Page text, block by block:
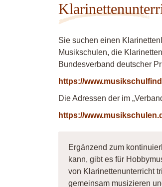
Sie suchen einen
Musikschulen, die
Bundesverband deutscher
https://
Die Adressen der im
https://
Ergänzend zum
kann, gibt es für
von Klarinettenunterricht
gemeinsam musizieren